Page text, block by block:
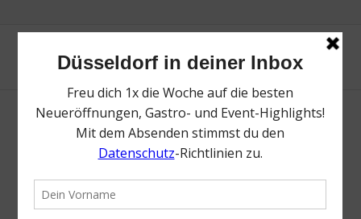
Bauerngarten Benninghoven | Top 10
Düsseldorf | Topliste | Foto Credit:
Bauerngarten Benninghoven